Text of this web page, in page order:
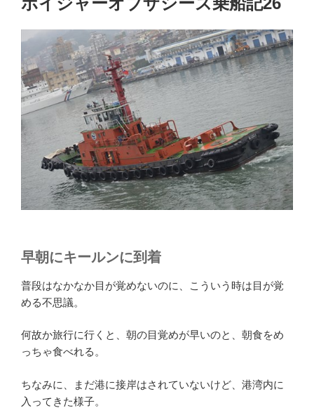
早朝にキールンに到着
普段はなかなか目が覚めないのに、こういう時は目が覚
める不思議。
何故か旅行に行くと、朝の目覚めが早いのと、朝食をめ
っちゃ食べれる。
ちなみに、まだ港に接岸はされていないけど、港湾内に
入ってきた様子。